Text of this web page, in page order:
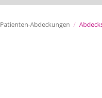
Patienten-Abdeckungen /